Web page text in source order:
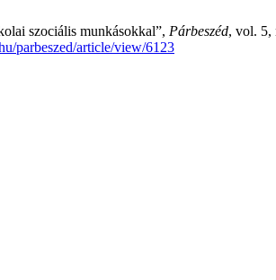
szociális munkásokkal”, Párbeszéd, vol. 5,
parbeszed/article/view/6123